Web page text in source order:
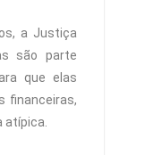
a Justiça
são parte
que elas
financeiras,